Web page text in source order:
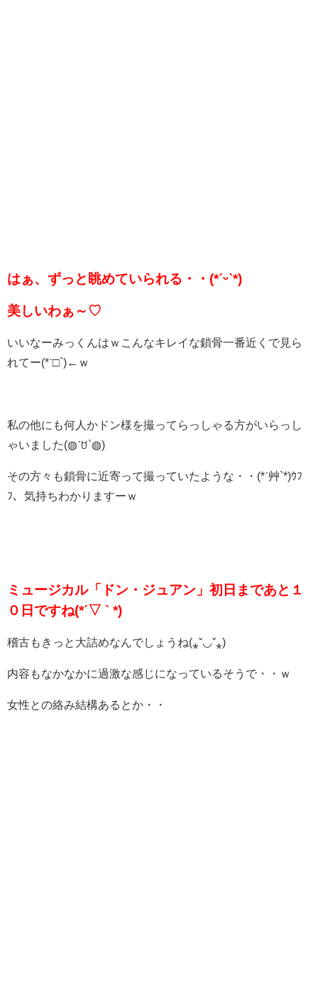
はぁ、ずっと眺めていられる・・(*ˊᵕˋ*)
美しいわぁ～♡
いいなーみっくんはｗこんなキレイな鎖骨一番近くで見ら
れてー(*ˊ□`)←ｗ
私の他にも何人かドン様を撮ってらっしゃる方がいらっし
ゃいました(◍ˊꇴ`◍)
その方々も鎖骨に近寄って撮っていたような・・(*ˊ艸`*)ｳﾌ
ﾌ、気持ちわかりますーｗ
ミュージカル「ドン・ジュアン」初日まであと１
０日ですね(*ˊ▽ ` *)
稽古もきっと大詰めなんでしょうね(⁎ˇ◡ˇ⁎)
内容もなかなかに過激な感じになっているそうで・・ｗ
女性との絡み結構あるとか・・